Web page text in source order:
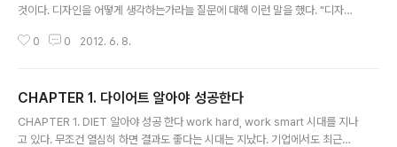
것이다. 디자인을 어떻게 생각하는가라늘 질문에 대해 이런 말을 했다. "디자인
고 생각한다. 하지만 좀더 깊이 생각하면 디자인..
0 0 2012. 6. 8.
CHAPTER 1. 다이어트 알아야 성공한다
CHAPTER 1. DIET 알아야 성공 한다 work hard, work smart 시대를 지나
고 있다. 무조건 열심히 하면 결과도 좋다는 시대는 지났다. 기업에서도 최근에